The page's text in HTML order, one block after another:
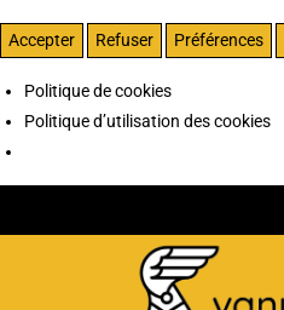
Accepter Refuser Préférences
Politique de cookies
Politique d’utilisation des cookies